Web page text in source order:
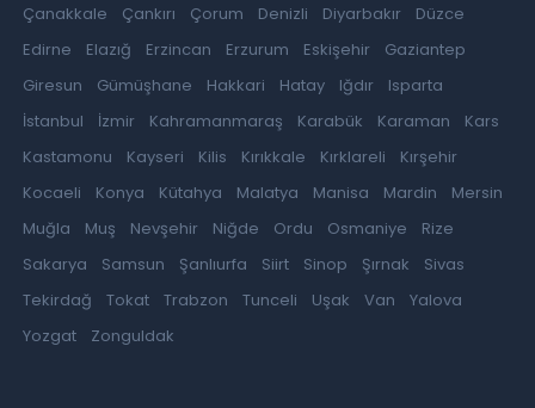
Çanakkale
Çankırı Çorum Denizli Diyarbakır
Düzce
Edirne
Elazığ Erzincan Erzurum Eskişehir
Gaziantep
Giresun
Gümüşhane Hakkari Hatay Iğdır
Isparta
İstanbul
İzmir Kahramanmaraş Karabük Karaman
Kars
Kastamonu
Kayseri Kilis Kırıkkale Kırklareli
Kırşehir
Kocaeli
Konya Kütahya Malatya Manisa Mardin
Mersin
Muğla
Muş Nevşehir Niğde Ordu Osmaniye
Rize
Sakarya
Samsun Şanlıurfa Siirt Sinop Şırnak
Sivas
Tekirdağ
Tokat Trabzon Tunceli Uşak Van
Yalova
Yozgat
Zonguldak